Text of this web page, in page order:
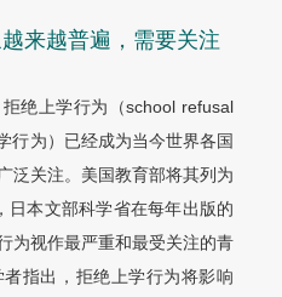
来越普遍，需要关注
绝上学行为（school refusal
行为）已经成为当今世界各国
泛关注。美国教育部将其列为
日本文部科学省在每年出版的
为视作最严重和最受关注的青
指出，拒绝上学行为将影响